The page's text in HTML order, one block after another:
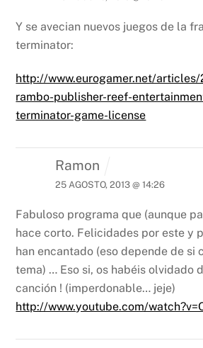
Y se avecian nuevos juegos de la
terminator:
http://www.eurogamer.net/
rambo-publisher-reef-
terminator-game-license
Ramon
25 AGOSTO, 2013 @ 14:26
Fabuloso programa que (aunque
hace corto. Felicidades por este y
han encantado (eso depende de si
tema) … Eso si, os habéis olvidado
canción ! (imperdonable… jeje)
http://www.youtube.com/